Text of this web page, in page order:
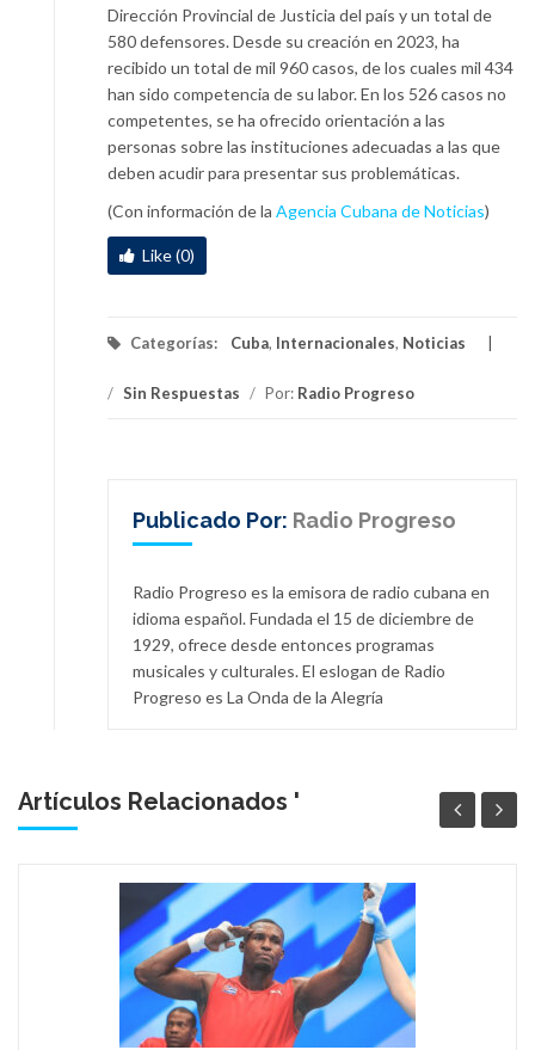
Dirección Provincial de Justicia del país y un total de
580 defensores. Desde su creación en 2023, ha
recibido un total de mil 960 casos, de los cuales mil 434
han sido competencia de su labor. En los 526 casos no
competentes, se ha ofrecido orientación a las
personas sobre las instituciones adecuadas a las que
deben acudir para presentar sus problemáticas.
(Con información de la Agencia Cubana de Noticias)
Like (0)
Categorías: Cuba, Internacionales, Noticias
/ Sin Respuestas / Por: Radio Progreso
Publicado Por: Radio Progreso
Radio Progreso es la emisora de radio cubana en
idioma español. Fundada el 15 de diciembre de
1929, ofrece desde entonces programas
musicales y culturales. El eslogan de Radio
Progreso es La Onda de la Alegría
Artículos Relacionados '